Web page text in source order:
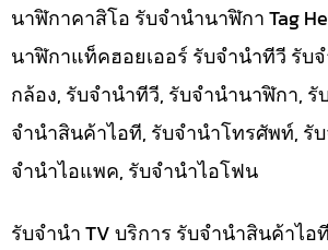
นาฬิกาคาสิโอ รับจำนำนาฬิกา Tag
นาฬิกาแท็คฮอยเออร์ รับจำนำทีวี รับ
กล้อง, รับจำนำทีวี, รับจำนำนาฬิกา,
จำนำสินค้าไอที, รับจำนำโทรศัพท์, รั
จำนำไอแพค, รับจำนำไอโฟน
รับจำนำ TV บริการ รับจำนำสินค้าไ